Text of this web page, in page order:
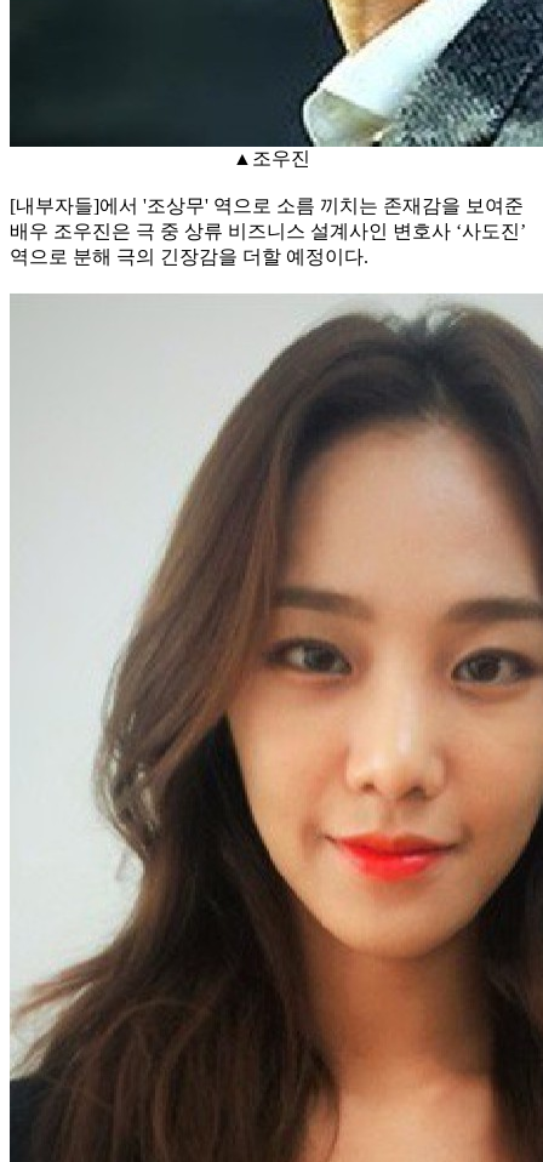
▲조우진
[내부자들]에서 '조상무' 역으로 소름 끼치는 존재감을 보여준
배우 조우진은 극 중 상류 비즈니스 설계사인 변호사 ‘사도진’
역으로 분해 극의 긴장감을 더할 예정이다.